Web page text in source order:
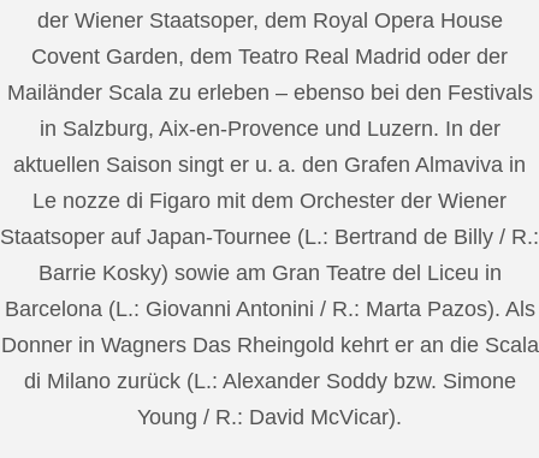
der Wiener Staatsoper, dem Royal Opera House
Covent Garden, dem Teatro Real Madrid oder der
Mailänder Scala zu erleben – ebenso bei den Festivals
in Salzburg, Aix-en-Provence und Luzern. In der
aktuellen Saison singt er u. a. den Grafen Almaviva in
Le nozze di Figaro mit dem Orchester der Wiener
Staatsoper auf Japan-Tournee (L.: Bertrand de Billy / R.:
Barrie Kosky) sowie am Gran Teatre del Liceu in
Barcelona (L.: Giovanni Antonini / R.: Marta Pazos). Als
Donner in Wagners Das Rheingold kehrt er an die Scala
di Milano zurück (L.: Alexander Soddy bzw. Simone
Young / R.: David McVicar).